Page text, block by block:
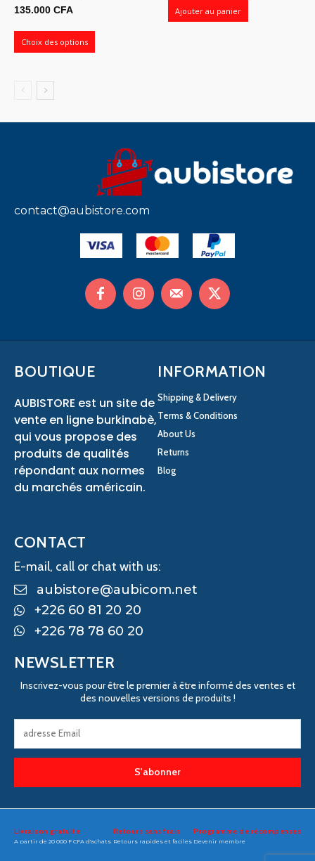
135.000 CFA
prix :
Choix des options
Ajouter au panier
contact@aubistore.com
BOUTIQUE
AUBISTORE est un site de
vente en ligne burkinabè,
qui vous propose des
produits de qualités
répondant aux normes
du marchés américain.
INFORMATION
Shipping & Delivery
Terms & Conditions
About Us
Returns
Blog
CONTACT
E-mail, call or chat with us:
aubistore@aubicom.net
+226 60 81 20 20
+226 78 78 60 20
NEWSLETTER
Inscrivez-vous pour être le premier à être informé des ventes et
des nouvelles versions de produits !
S'abonner
Livraison gratuite
A partir de 20 000 F CFA d'achats
Retours sans frais
Retours rapides et faciles
Programme de récompenses
Devenir membre